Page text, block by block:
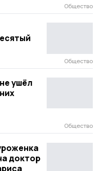
Общество
Общество
ушёл
Общество
доктор